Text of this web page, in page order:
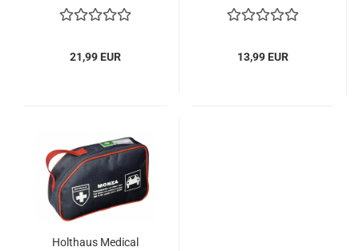
Warnweste Din 13164
21,99 EUR 13,99 EUR
Holthaus Medical